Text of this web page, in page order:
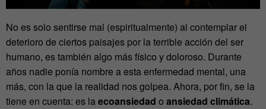
No es solo sentirse mal (espiritualmente) al contemplar el
deterioro de ciertos paisajes por la terrible acción del ser
humano, es también algo más físico y doloroso. Durante
años nadie ponía nombre a esta enfermedad mental, una
más, con la que la realidad nos golpea. Ahora, por fin, se la
tiene en cuenta: es laecoansiedad o ansiedad climática.